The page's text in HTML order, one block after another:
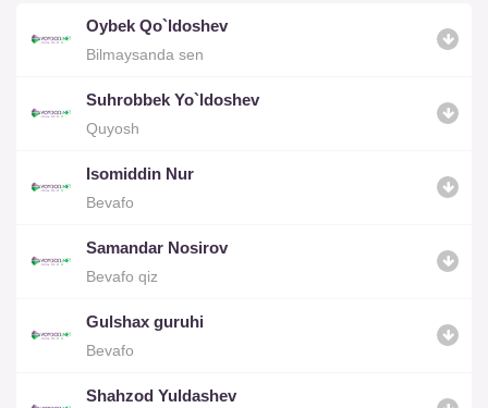
Oybek Qo`ldoshev
Bilmaysanda sen
Suhrobbek Yo`ldoshev
Quyosh
Isomiddin Nur
Bevafo
Samandar Nosirov
Bevafo qiz
Gulshax guruhi
Bevafo
Shahzod Yuldashev